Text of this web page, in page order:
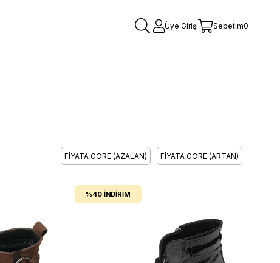
Üye Girişi Sepetim0
FIYATA GÖRE (ARTAN)
FIYATA GÖRE (AZALAN)
%40 İNDIRIM